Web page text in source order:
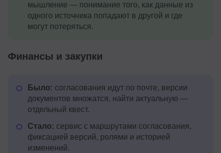
мышление — понимание того, как данные из
одного источника попадают в другой и где
могут потеряться.
Финансы и закупки
Было: согласования идут по почте, версии
документов множатся, найти актуальную —
отдельный квест.
Стало: сервис с маршрутами согласования,
фиксацией версий, ролями и историей
изменений.